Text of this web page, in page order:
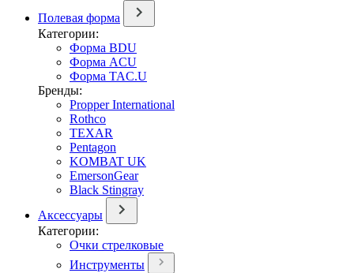
Полевая форма
Категории:
Форма BDU
Форма ACU
Форма TAC.U
Бренды:
Propper International
Rothco
TEXAR
Pentagon
KOMBAT UK
EmersonGear
Black Stingray
Аксессуары
Категории:
Очки стрелковые
Инструменты